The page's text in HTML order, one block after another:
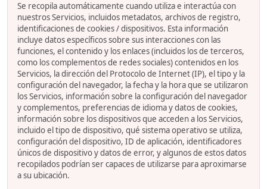
Se recopila automáticamente cuando utiliza e interactúa con
nuestros Servicios, incluidos metadatos, archivos de registro,
identificaciones de cookies / dispositivos. Esta información
incluye datos específicos sobre sus interacciones con las
funciones, el contenido y los enlaces (incluidos los de terceros,
como los complementos de redes sociales) contenidos en los
Servicios, la dirección del Protocolo de Internet (IP), el tipo y la
configuración del navegador, la fecha y la hora que se utilizaron
los Servicios, información sobre la configuración del navegador
y complementos, preferencias de idioma y datos de cookies,
información sobre los dispositivos que acceden a los Servicios,
incluido el tipo de dispositivo, qué sistema operativo se utiliza,
configuración del dispositivo, ID de aplicación, identificadores
únicos de dispositivo y datos de error, y algunos de estos datos
recopilados podrían ser capaces de utilizarse para aproximarse
a su ubicación.